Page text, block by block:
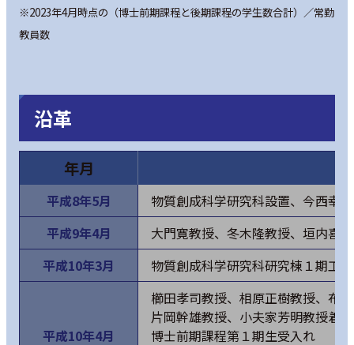
※2023年4月時点の（博士前期課程と後期課程の学生数合計）／常勤
教員数
沿革
年月
平成8年5月
物質創成科学研究科設置、今西幸
平成9年4月
大門寛教授、冬木隆教授、垣内喜
平成10年3月
物質創成科学研究科研究棟１期工
平成10年4月
櫛田孝司教授、相原正樹教授、布
片岡幹雄教授、小夫家芳明教授着任
博士前期課程第１期生受入れ